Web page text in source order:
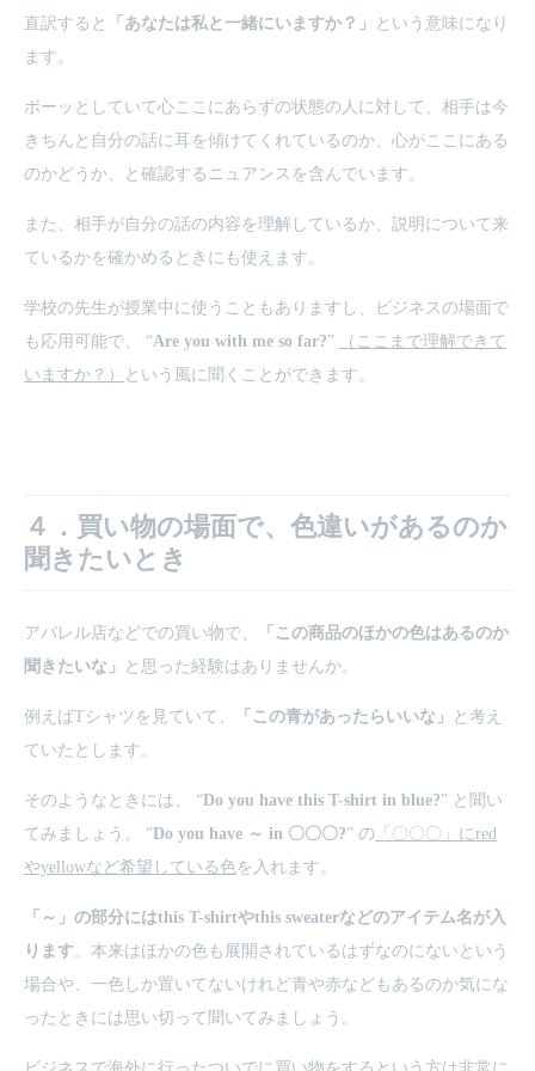
直訳すると 「あなたは私と一緒にいますか？」
という意味になり
ます。
ボーッとしていて心ここにあらずの状態の人に対して、相手は今
きちんと自分の話に耳を傾けてくれているのか、心がここにある
のかどうか、と確認するニュアンスを含んでいます。
また、相手が自分の話の内容を理解しているか、説明について来
ているかを確かめるときにも使えます。
学校の先生が授業中に使うこともありますし、ビジネスの場面で
も応用可能で、 “Are you with me so far?”
（ここまで理解できて
いますか？）
という風に聞くことができます。
４．買い物の場面で、色違いがあるのか
聞きたいとき
アパレル店などでの買い物で、
「この商品のほかの色はあるのか
聞きたいな」
と思った経験はありませんか。
例えばTシャツを見ていて、 「この青があったらいいな」
と考え
ていたとします。
そのようなときには、 “Do you have this T-shirt in blue?” と聞い
てみましょう。 “Do you have ～ in 〇〇〇?” の 「〇〇〇」にred
やyellowなど希望している色を入れます。
「～」の部分にはthis T-shirtやthis sweaterなどのアイテム名が入
ります。本来はほかの色も展開されているはずなのにないという
場合や、一色しか置いてないけれど青や赤などもあるのか気にな
ったときには思い切って聞いてみましょう。